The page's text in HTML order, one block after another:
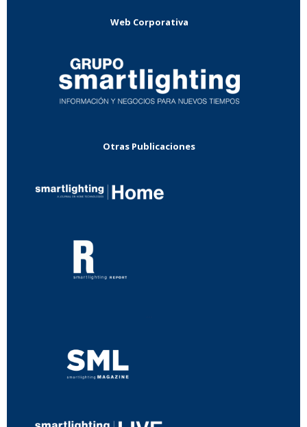
Web Corporativa
Otras Publicaciones